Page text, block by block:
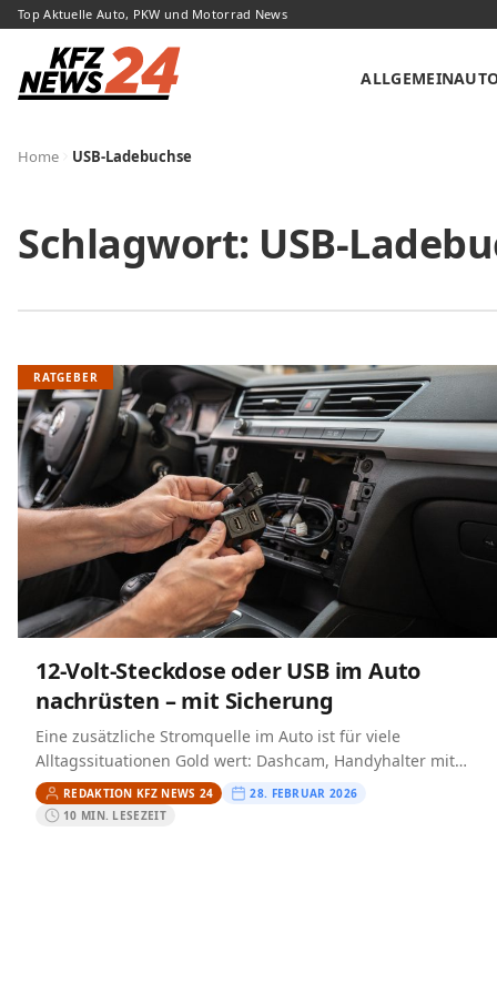
Top Aktuelle Auto, PKW und Motorrad News
ALLGEMEIN
Home USB-Ladebuchse
Schlagwort: USB-
RATGEBER
12‑Volt‑Steckdose oder USB im Auto
nachrüsten – mit Sicherung
Eine zusätzliche Stromquelle im Auto ist für viele
Alltagssituationen Gold wert: Dashcam, Handyhalter mit
Ladefunktion, Kompressor, Kühlbox oder ein Navi wollen
zuverlässig versorgt werden. Wenn…
REDAKTION KFZ NEWS 24
28. FEBRUAR 2026
10 MIN. LESEZEIT